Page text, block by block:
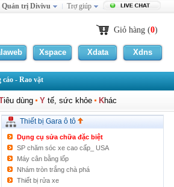
Quản trị Divivu Trợ giúp
Giỏ hàng (0)
Xspace Xdata Xdns
cáo - Rao vặt
iêu dùng Y tế, sức khỏe Khác
Thiết bị Gara ô tô
Giấy nhám
Bộ thử thắng, bệ trước ngang
SP chăm sóc xe phổ thông 3M_USA
MÁY RA VÀO LỐP XE
Thiết bị sửa xe
Thiết bị rửa xe
PHỤ TÙNG DONGFENG
Dụng cụ sửa chữa đặc biệt
SP chăm sóc xe cao cấp_ USA
Máy cân bằng lốp
Nhám tròn trắng chà phá
Thiết bị rửa xe